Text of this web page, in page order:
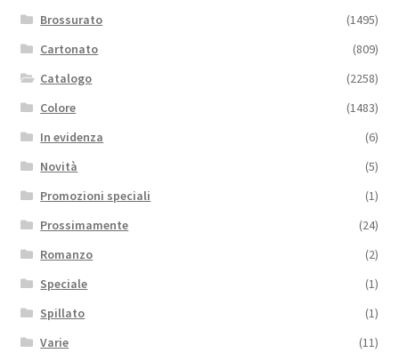
Brossurato
(1495)
Cartonato
(809)
Catalogo
(2258)
Colore
(1483)
In evidenza
(6)
Novità
(5)
Promozioni speciali
(1)
Prossimamente
(24)
Romanzo
(2)
Speciale
(1)
Spillato
(1)
Varie
(11)